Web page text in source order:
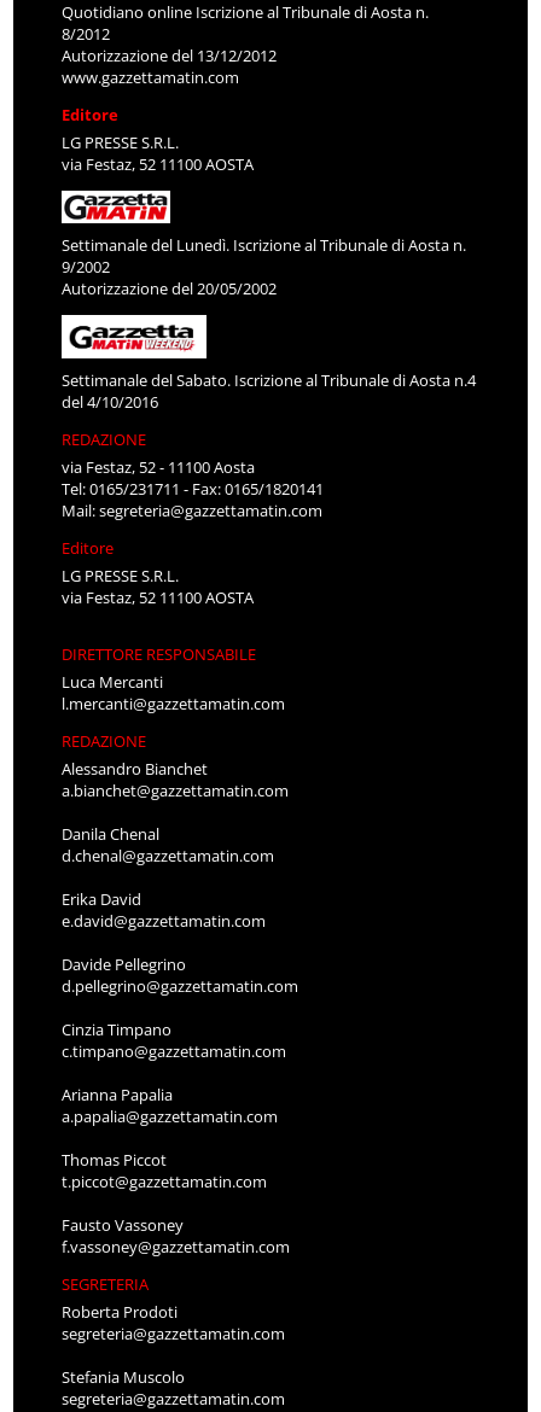
Quotidiano online Iscrizione al Tribunale di Aosta n.
8/2012
Autorizzazione del 13/12/2012
www.gazzettamatin.com
Editore
LG PRESSE S.R.L.
via Festaz, 52 11100 AOSTA
Settimanale del Lunedì. Iscrizione al Tribunale di Aosta n.
9/2002
Autorizzazione del 20/05/2002
Settimanale del Sabato. Iscrizione al Tribunale di Aosta n.4
del 4/10/2016
REDAZIONE
via Festaz, 52 - 11100 Aosta
Tel: 0165/231711 - Fax: 0165/1820141
Mail:segreteria@gazzettamatin.com
Editore
LG PRESSE S.R.L.
via Festaz, 52 11100 AOSTA
DIRETTORE RESPONSABILE
Luca Mercanti
l.mercanti@gazzettamatin.com
REDAZIONE
Alessandro Bianchet
a.bianchet@gazzettamatin.com
Danila Chenal
d.chenal@gazzettamatin.com
Erika David
e.david@gazzettamatin.com
Davide Pellegrino
d.pellegrino@gazzettamatin.com
Cinzia Timpano
c.timpano@gazzettamatin.com
Arianna Papalia
a.papalia@gazzettamatin.com
Thomas Piccot
t.piccot@gazzettamatin.com
Fausto Vassoney
f.vassoney@gazzettamatin.com
SEGRETERIA
Roberta Prodoti
segreteria@gazzettamatin.com
Stefania Muscolo
segreteria@gazzettamatin.com